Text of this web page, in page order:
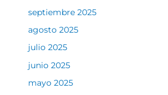
septiembre 2025
agosto 2025
julio 2025
junio 2025
mayo 2025